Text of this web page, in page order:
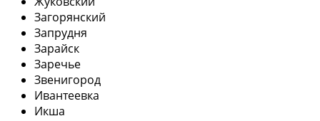
Загорянский
Запрудня
Зарайск
Заречье
Звенигород
Ивантеевка
Икша